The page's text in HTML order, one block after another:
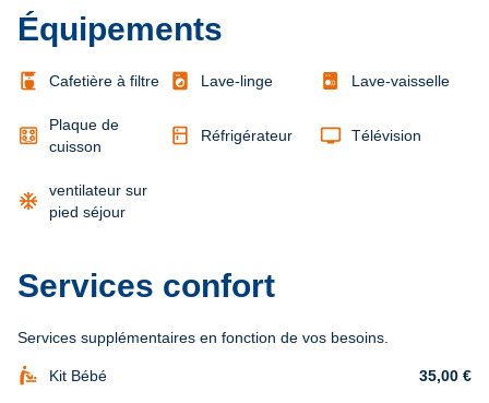
Équipements
coffee_maker Cafetière à filtre local_laundry_service Lave-linge Lave-vaisselle
Plaque de
cuisson
kitchen Réfrigérateur tv Télévision
ac_unit
ventilateur sur
pied séjour
Services confort
Services supplémentaires en fonction de vos besoins.
baby_changing_station Kit Bébé 35,00 €